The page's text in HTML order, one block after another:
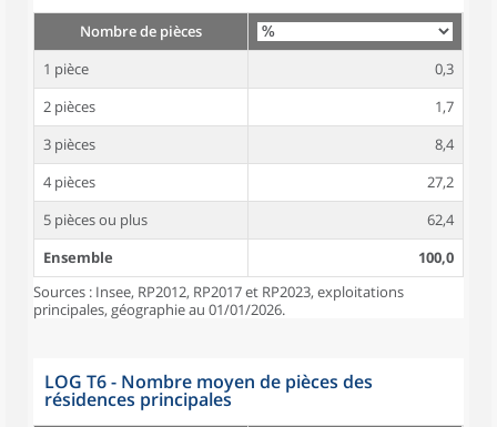
Nombre de pièces
1 pièce
0,3
2 pièces
1,7
3 pièces
8,4
4 pièces
27,2
5 pièces ou plus
62,4
Ensemble
100,0
Sources : Insee, RP2012, RP2017 et RP2023, exploitations
principales, géographie au 01/01/2026.
LOG T6 - Nombre moyen de pièces des
résidences principales